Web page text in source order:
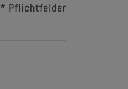
* Pflichtfelder